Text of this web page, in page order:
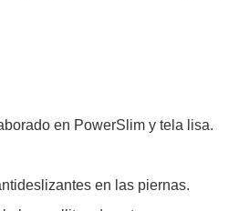
en PowerSlim y tela lisa.
en las piernas.